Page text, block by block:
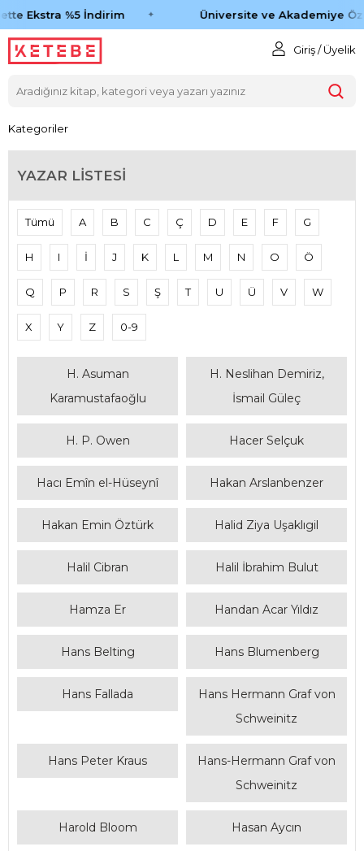
Ekstra %5 İndirim Üniversite ve Akademiye
Giriş / Üyelik
Kategoriler
YAZAR LISTESI
Tümü A B C Ç D E F G
H I İ J K L M N O Ö
Q P R S Ş T U Ü V W
X Y Z 0-9
H. Asuman
Karamustafaoğlu
H. Neslihan Demiriz,
İsmail Güleç
H. P. Owen Hacer Selçuk
Hacı Emîn el-Hüseynî Hakan Arslanbenzer
Hakan Emin Öztürk Halid Ziya Uşaklıgil
Halil Cibran Halil İbrahim Bulut
Hamza Er Handan Acar Yıldız
Hans Belting Hans Blumenberg
Hans Fallada
Hans Hermann Graf von
Schweinitz
Hans Peter Kraus
Hans-Hermann Graf von
Schweinitz
Harold Bloom Hasan Aycın